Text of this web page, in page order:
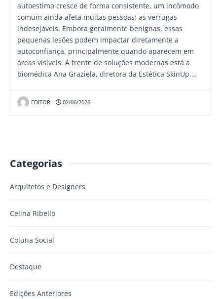
autoestima cresce de forma consistente, um incômodo
comum ainda afeta muitas pessoas: as verrugas
indesejáveis. Embora geralmente benignas, essas
pequenas lesões podem impactar diretamente a
autoconfiança, principalmente quando aparecem em
áreas visíveis. À frente de soluções modernas está a
biomédica Ana Graziela, diretora da Estética SkinUp,…
EDITOR 02/06/2026
Categorias
Arquitetos e Designers
Celina Ribello
Coluna Social
Destaque
Edições Anteriores